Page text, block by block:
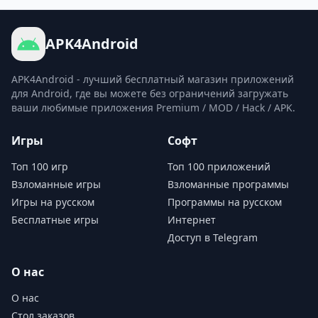
APK4Android
APK4Android - лучший бесплатный магазин приложений
для Android, где вы можете без ограничений загружать
ваши любимые приложения Premium / MOD / Hack / APK.
Игры
Топ 100 игр
Взломанные игры
Игры на русском
Бесплатные игры
Софт
Топ 100 приложений
Взломанные программы
Программы на русском
Интернет
Доступ в Telegram
О нас
О нас